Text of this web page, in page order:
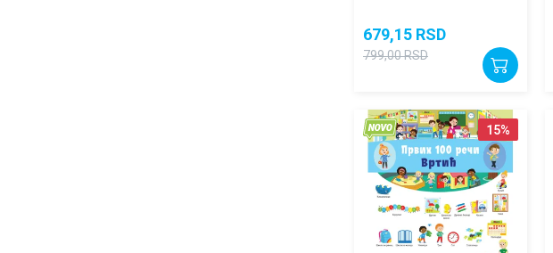
679,15 RSD
799,00RSD
15%